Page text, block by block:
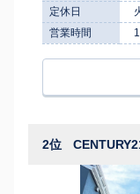
定休日
営業時間
2位